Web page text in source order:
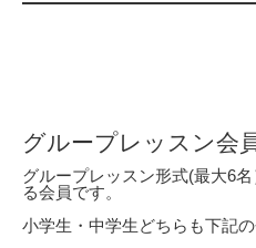
グループレッスン会
グループレッスン形式(最大6
る会員です。
小学生・中学生どちらも下記の